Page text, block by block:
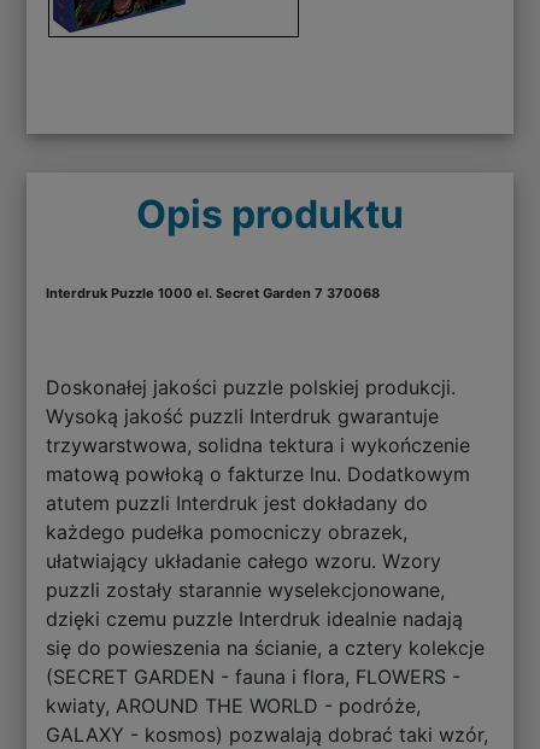
Opis produktu
Interdruk Puzzle 1000 el. Secret Garden 7 370068
Doskonałej jakości puzzle polskiej produkcji.
Wysoką jakość puzzli Interdruk gwarantuje
trzywarstwowa, solidna tektura i wykończenie
matową powłoką o fakturze lnu. Dodatkowym
atutem puzzli Interdruk jest dokładany do
każdego pudełka pomocniczy obrazek,
ułatwiający układanie całego wzoru. Wzory
puzzli zostały starannie wyselekcjonowane,
dzięki czemu puzzle Interdruk idealnie nadają
się do powieszenia na ścianie, a cztery kolekcje
(SECRET GARDEN - fauna i flora, FLOWERS -
kwiaty, AROUND THE WORLD - podróże,
GALAXY - kosmos) pozwalają dobrać taki wzór,